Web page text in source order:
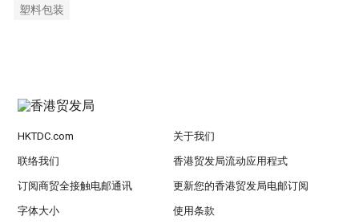
塑料包装
HKTDC.com 关于我们
联络我们 香港贸发局流动应用程式
订阅商贸全接触电邮通讯 更新您的香港贸发局电邮订阅
字体大小 使用条款